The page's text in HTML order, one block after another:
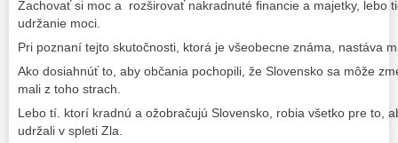
Zachovať si moc a rozširovať nakradnuté financie a majetky, lebo
udržanie moci.
Pri poznaní tejto skutočnosti, ktorá je všeobecne známa, nastáva
Ako dosiahnúť to, aby občania pochopili, že Slovensko sa môže
mali z toho strach.
Lebo tí. ktorí kradnú a ožobračujú Slovensko, robia všetko pre to,
udržali v spleti Zla.